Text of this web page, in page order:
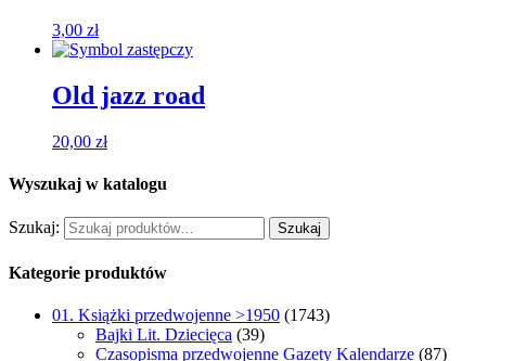
3,00 zł
Old jazz road
20,00 zł
Wyszukaj w katalogu
Szukaj: Szukaj
Kategorie produktów
01. Książki przedwojenne >1950 (1743)
Bajki Lit. Dziecięca (39)
Czasopisma przedwojenne Gazety Kalendarze (87)